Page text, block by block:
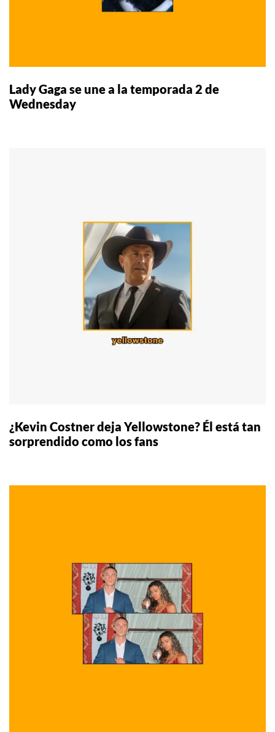
Lady Gaga se une a la temporada 2 de
Wednesday
¿Kevin Costner deja Yellowstone? Él está tan
sorprendido como los fans